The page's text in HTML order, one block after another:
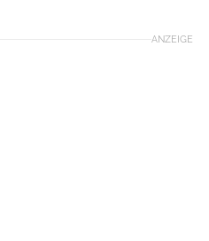
ANZEIGE